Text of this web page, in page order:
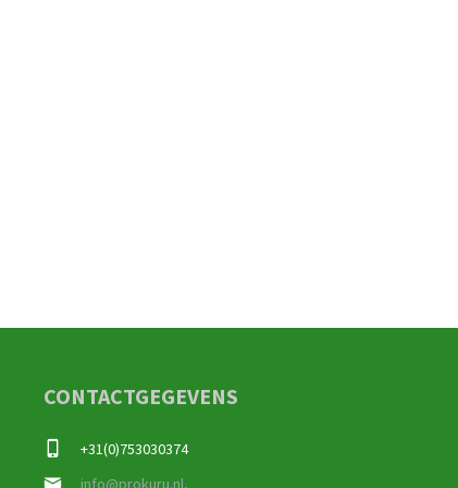
CONTACTGEGEVENS
+31(0)753030374
info@prokuru.nl,